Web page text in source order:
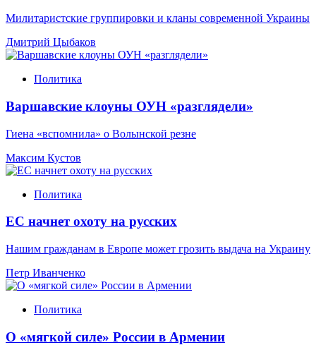
Милитаристские группировки и кланы современной Украины
Дмитрий Цыбаков
Политика
Варшавские клоуны ОУН «разглядели»
Гиена «вспомнила» о Волынской резне
Максим Кустов
Политика
ЕС начнет охоту на русских
Нашим гражданам в Европе может грозить выдача на Украину
Петр Иванченко
Политика
О «мягкой силе» России в Армении